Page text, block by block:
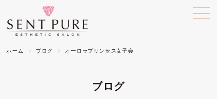
ホーム ブログ オーロラプリンセス女子会
ブログ